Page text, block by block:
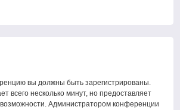
вы должны быть зарегистрированы.
всего несколько минут, но предоставляет
Администратором конференции